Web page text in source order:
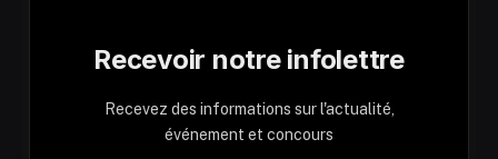
Recevoir notre infolettre
Recevez des informations sur l'actualité,
événement et concours